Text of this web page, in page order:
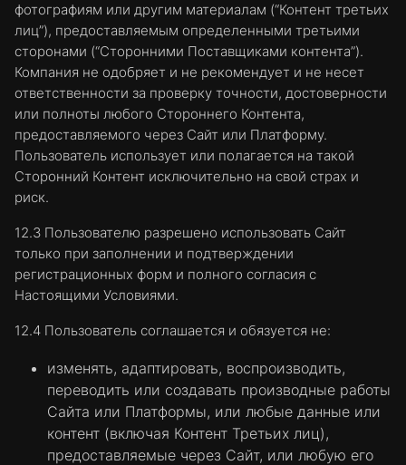
фотографиям или другим материалам (“Контент третьих
лиц”), предоставляемым определенными третьими
сторонами (“Сторонними Поставщиками контента”).
Компания не одобряет и не рекомендует и не несет
ответственности за проверку точности, достоверности
или полноты любого Стороннего Контента,
предоставляемого через Сайт или Платформу.
Пользователь использует или полагается на такой
Сторонний Контент исключительно на свой страх и
риск.
12.3 Пользователю разрешено использовать Сайт
только при заполнении и подтверждении
регистрационных форм и полного согласия с
Настоящими Условиями.
12.4 Пользователь соглашается и обязуется не:
изменять, адаптировать, воспроизводить,
переводить или создавать производные работы
Сайта или Платформы, или любые данные или
контент (включая Контент Третьих лиц),
предоставляемые через Сайт, или любую его